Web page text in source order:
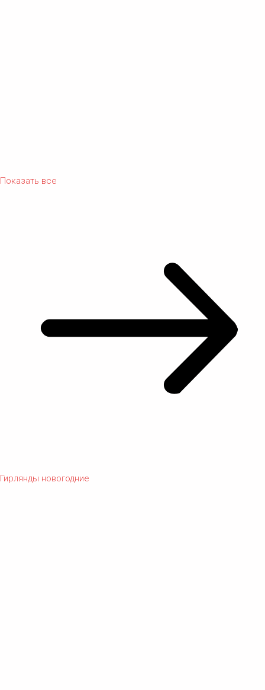
Показать все
Гирлянды новогодние